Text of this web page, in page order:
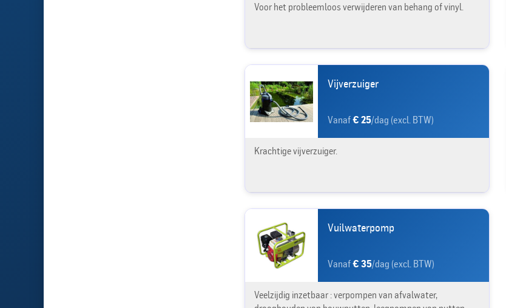
Voor het probleemloos verwijderen van behang of vinyl.
Vijverzuiger
Vanaf€ 25/dag (excl. BTW)
Krachtige vijverzuiger.
Vuilwaterpomp
Vanaf€ 35/dag (excl. BTW)
Veelzijdig inzetbaar : verpompen van afvalwater,